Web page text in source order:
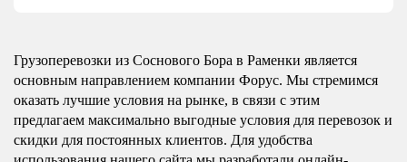
Грузоперевозки из Соснового Бора в Раменки является
основным направлением компании Форус. Мы стремимся
оказать лучшие условия на рынке, в связи с этим
предлагаем максимально выгодные условия для перевозок и
скидки для постоянных клиентов. Для удобства